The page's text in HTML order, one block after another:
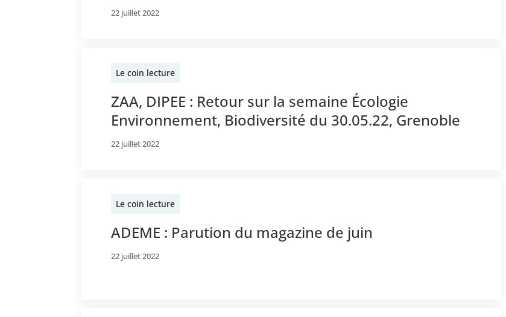
22 juillet 2022
Le coin lecture
ZAA, DIPEE : Retour sur la semaine Écologie
Environnement, Biodiversité du 30.05.22, Grenoble
22 juillet 2022
Le coin lecture
ADEME : Parution du magazine de juin
22 juillet 2022